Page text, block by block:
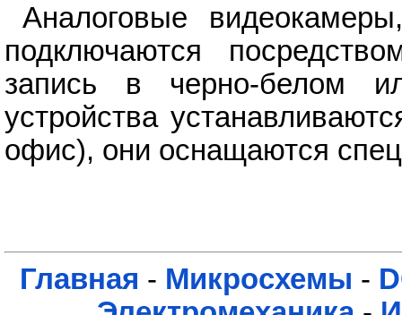
Аналоговые
подключаются
запись в черно-белом
устройства
офис), они оснащаются
Главная - Микросхемы -